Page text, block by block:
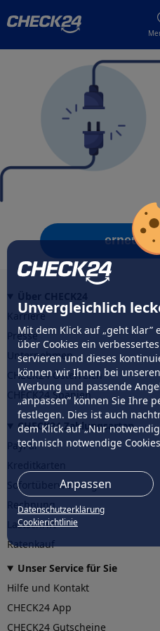
Unvergleichlich
Mit dem Klick auf „geht klar”
über Cookies ein
servieren und dieses
können wir Ihnen bei
Werbung und passende
„anpassen” können Sie Ihre
festlegen. Dies ist auch
dem Klick auf „Nur
technisch notwendige
Anpassen
Datenschutzerklärung
Cookierichtlinie
erneut
Karriere
Presse
Unternehmen
CHECK24 Österreich
CHECK24 Spanien
CHECK24 Zahlungsarten
PayPal
Sofortüberweisung
Rechnung
Lastschrift
Ratenkauf
Unser Service für Sie
Hilfe und Kontakt
CHECK24 App
CHECK24 Gutscheine